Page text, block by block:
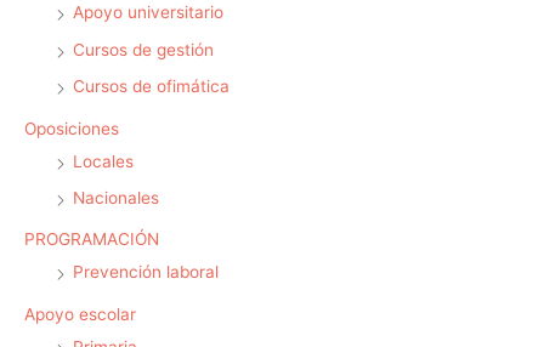
Apoyo universitario
Cursos de gestión
Cursos de ofimática
Oposiciones
Locales
Nacionales
PROGRAMACIÓN
Prevención laboral
Apoyo escolar